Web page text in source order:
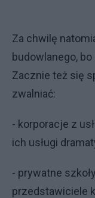
Za chwilę
budowlanego,
Zacznie też się
zwalniać:
- korporacje z
ich usługi
- prywatne
przedstawiciele